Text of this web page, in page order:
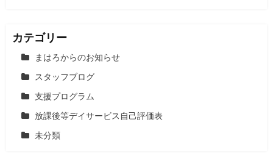
カテゴリー
まはろからのお知らせ
スタッフブログ
支援プログラム
放課後等デイサービス自己評価表
未分類